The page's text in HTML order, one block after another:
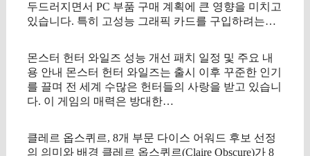
두드러지면서 PC 부품 구매 계획에 큰 영향을 미치고
있습니다. 특히 고성능 그래픽 카드를 구입하려는…
몬스터 헌터 와일즈 성능 개선 패치 일정 및 주요 내
용 안내 몬스터 헌터 와일즈는 출시 이후 꾸준한 인기
를 끌며 전 세계 수많은 헌터들의 사랑을 받고 있습니
다. 이 게임의 매력은 방대한…
클레르 옵스퀴르, 8개 부문 다이스 어워드 후보 선정
의 의미와 배경 클레르 옵스퀴르(Claire Obscure)가 8